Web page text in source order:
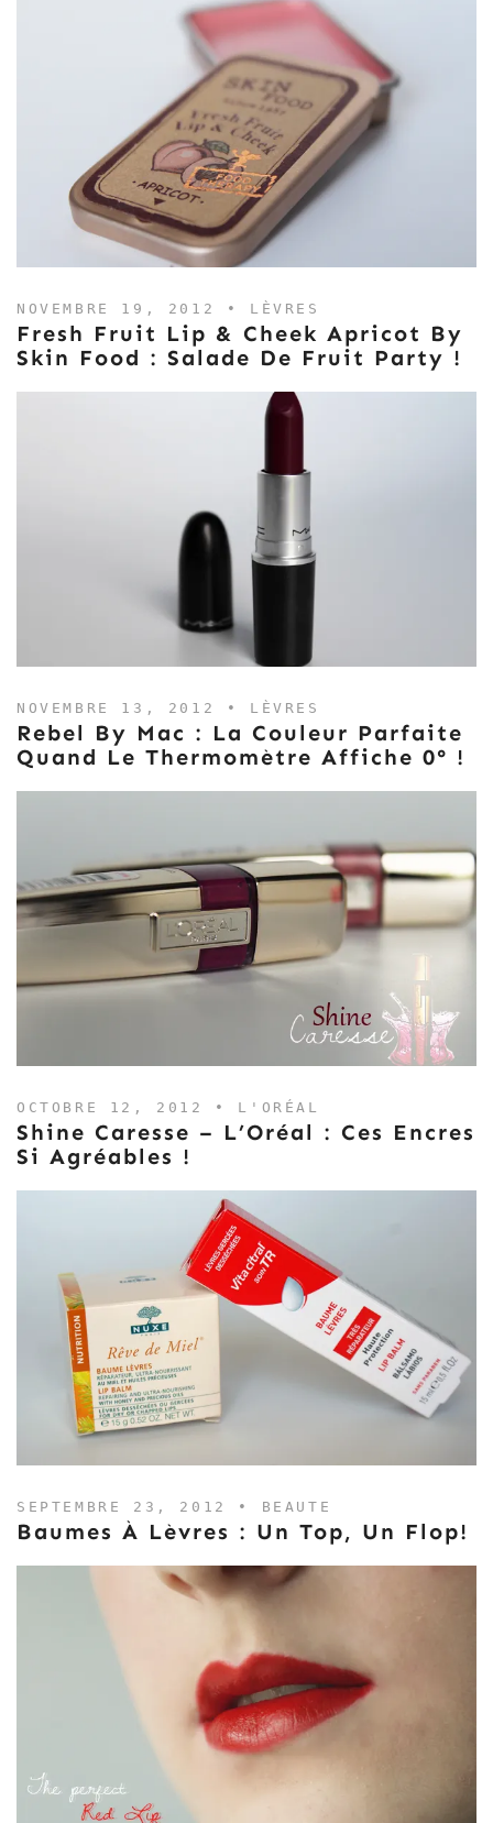
NOVEMBRE 19, 2012 • LÈVRES
Fresh Fruit Lip & Cheek Apricot By
Skin Food : Salade De Fruit Party !
NOVEMBRE 13, 2012 • LÈVRES
Rebel By Mac : La Couleur Parfaite
Quand Le Thermomètre Affiche 0° !
OCTOBRE 12, 2012 • L'ORÉAL
Shine Caresse – L’Oréal : Ces Encres
Si Agréables !
SEPTEMBRE 23, 2012 • BEAUTE
Baumes À Lèvres : Un Top, Un Flop!